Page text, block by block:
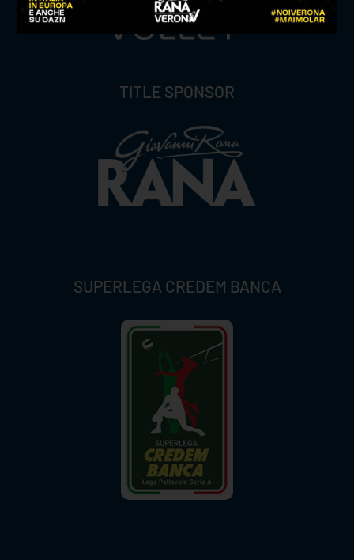
TITLE SPONSOR
SUPERLEGA CREDEM BANCA